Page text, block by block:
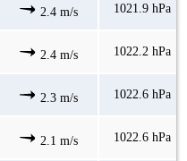
2.4 m/s 1021.9 hPa
2.4 m/s 1022.2 hPa
2.3 m/s 1022.6 hPa
2.1 m/s 1022.6 hPa